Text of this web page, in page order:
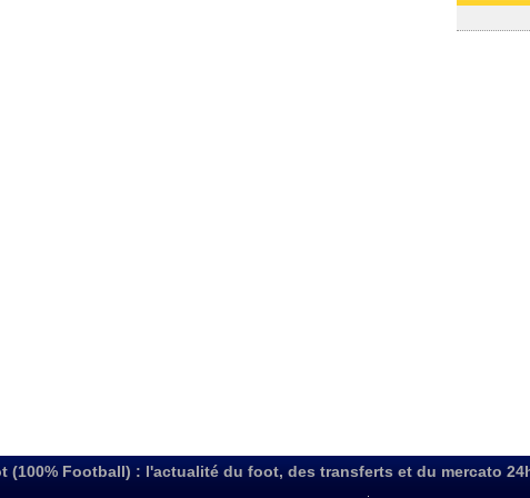
(100% Football) : l'actualité du foot, des transferts et du mercato